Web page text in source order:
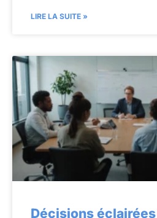
LIRE LA SUITE »
Décisions